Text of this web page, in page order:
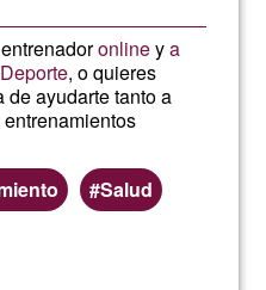
onlineya
Deporte, o quieres
de ayudarte tanto a
Salud